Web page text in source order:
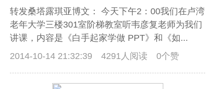
转发桑塔露琪亚博文： 今天下午2：00我们在卢湾
老年大学三楼301室阶梯教室听韦彦复老师为我们
讲课，内容是《白手起家学做 PPT》和《如...
2014-10-14 21:32:39
4291人阅读 0个赞